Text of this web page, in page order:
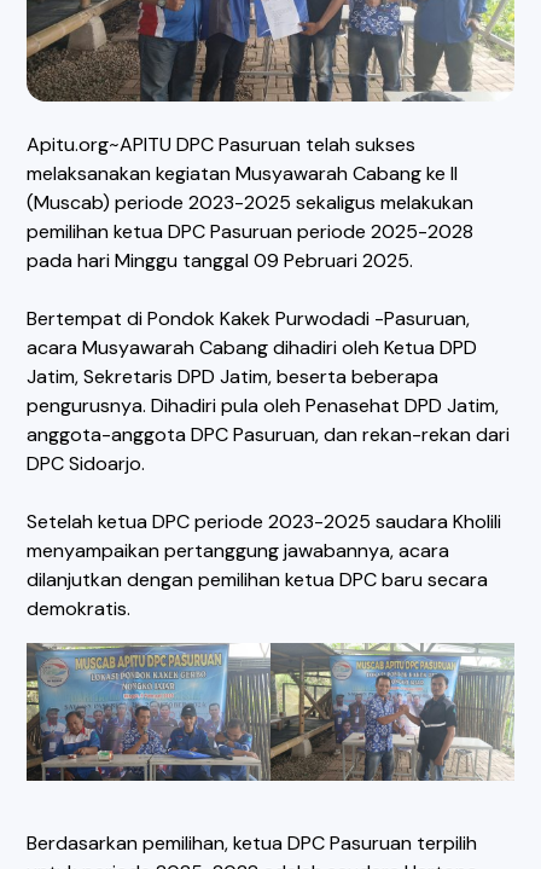
Apitu.org~APITU DPC Pasuruan telah sukses
melaksanakan kegiatan Musyawarah Cabang ke II
(Muscab) periode 2023-2025 sekaligus melakukan
pemilihan ketua DPC Pasuruan periode 2025-2028
pada hari Minggu tanggal 09 Pebruari 2025.
Bertempat di Pondok Kakek Purwodadi -Pasuruan,
acara Musyawarah Cabang dihadiri oleh Ketua DPD
Jatim, Sekretaris DPD Jatim, beserta beberapa
pengurusnya. Dihadiri pula oleh Penasehat DPD Jatim,
anggota-anggota DPC Pasuruan, dan rekan-rekan dari
DPC Sidoarjo.
Setelah ketua DPC periode 2023-2025 saudara Kholili
menyampaikan pertanggung jawabannya, acara
dilanjutkan dengan pemilihan ketua DPC baru secara
demokratis.
Berdasarkan pemilihan, ketua DPC Pasuruan terpilih